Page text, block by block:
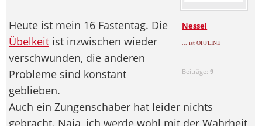
Nessel
... ist OFFLINE
Beiträge:9
Heute ist mein 16 Fastentag. Die
Übelkeit ist inzwischen wieder
verschwunden, die anderen
Probleme sind konstant
geblieben.
Auch ein Zungenschaber hat leider nichts
gebracht. Naja, ich werde wohl mit der Wahrheit